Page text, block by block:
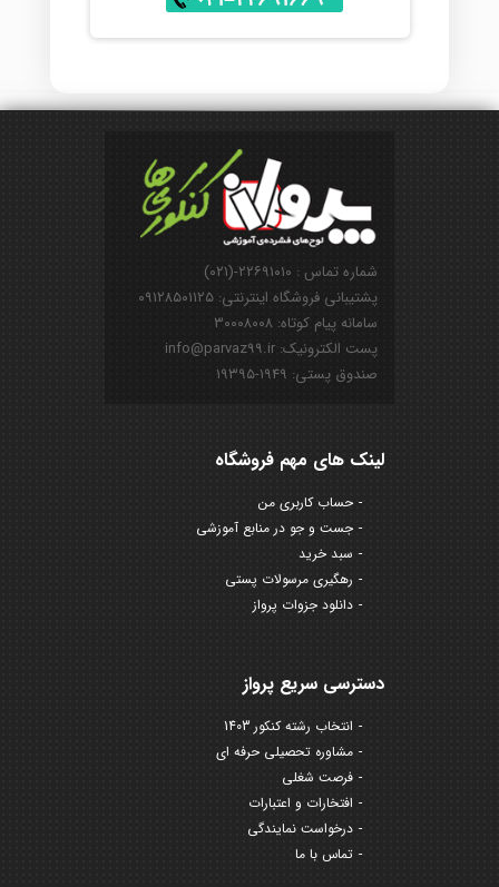
شماره تماس : ۲۲۶۹۱۰۱۰-(۰۲۱)
پشتیبانی فروشگاه اینترنتی: ۰۹۱۲۸۵۰۱۱۲۵
سامانه پیام کوتاه: ۳۰۰۰۸۰۰۸
پست الکترونیک: info@parvaz99.ir
صندوق پستی: ۱۹۴۹-۱۹۳۹۵
لینک های مهم فروشگاه
حساب کاربری من
جست و جو در منابع آموزشی
سبد خرید
رهگیری مرسولات پستی
دانلود جزوات پرواز
دسترسی سریع پرواز
انتخاب رشته کنکور 1403
مشاوره تحصیلی حرفه ای
فرصت شغلی
افتخارات و اعتبارات
درخواست نمایندگی
تماس با ما